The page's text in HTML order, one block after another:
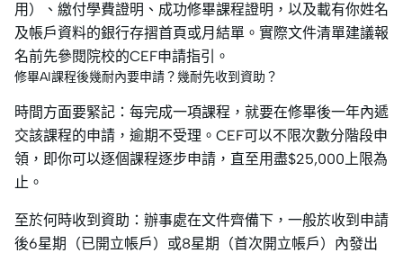
用）、繳付學費證明、成功修畢課程證明，以及載有你姓名
及帳戶資料的銀行存摺首頁或月結單。實際文件清單建議報
名前先參閱院校的CEF申請指引。
修畢AI課程後幾耐內要申請？幾耐先收到資助？
時間方面要緊記：每完成一項課程，就要在修畢後一年內遞
交該課程的申請，逾期不受理。CEF可以不限次數分階段申
領，即你可以逐個課程逐步申請，直至用盡$25,000上限為
止。
至於何時收到資助：辦事處在文件齊備下，一般於收到申請
後6星期（已開立帳戶）或8星期（首次開立帳戶）內發出